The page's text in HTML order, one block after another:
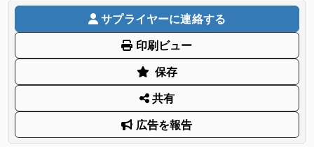
サプライヤーに連絡する
印刷ビュー
保存
共有
広告を報告